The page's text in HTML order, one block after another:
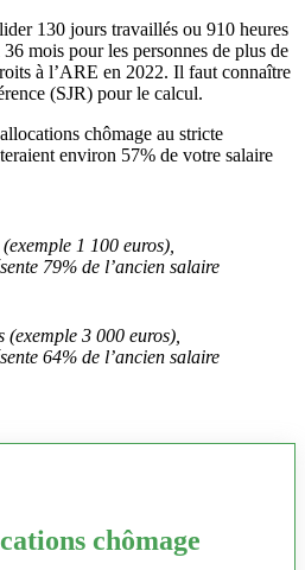
130 jours travaillés ou 910 heures
mois pour les personnes de plus de
à l’ARE en 2022. Il faut connaître
(SJR) pour le calcul.
chômage au stricte
environ 57% de votre salaire
1 100 euros),
79% de l’ancien salaire
3 000 euros),
64% de l’ancien salaire
chômage